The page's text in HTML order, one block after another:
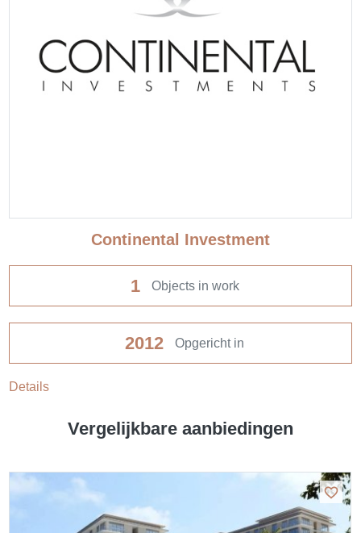
Continental Investment
1 Objects in work
2012 Opgericht in
Details
Vergelijkbare aanbiedingen